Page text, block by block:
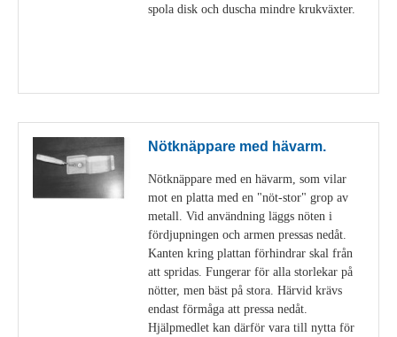
spola disk och duscha mindre krukväxter.
Nötknäppare med hävarm.
Nötknäppare med en hävarm, som vilar
mot en platta med en "nöt-stor" grop av
metall. Vid användning läggs nöten i
fördjupningen och armen pressas nedåt.
Kanten kring plattan förhindrar skal från
att spridas. Fungerar för alla storlekar på
nötter, men bäst på stora. Härvid krävs
endast förmåga att pressa nedåt.
Hjälpmedlet kan därför vara till nytta för